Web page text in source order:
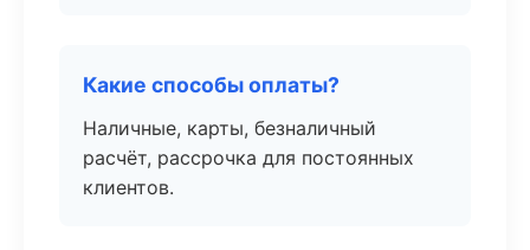
Какие способы оплаты?
Наличные, карты, безналичный
расчёт, рассрочка для постоянных
клиентов.